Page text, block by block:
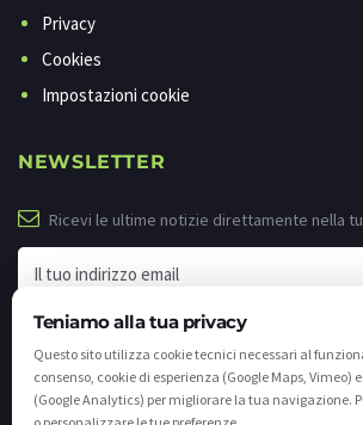
Teniamo alla tua privacy
Questo sito utilizza cookie tecnici necessari al
consenso, cookie di esperienza (Google Maps, Vimeo)
(Google Analytics) per migliorare la tua navigazione.
Privacy
Cookies
Impostazioni cookie
NEWSLETTER
Ricevi le ultime notizie direttamente nella